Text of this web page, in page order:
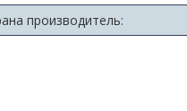
производитель: